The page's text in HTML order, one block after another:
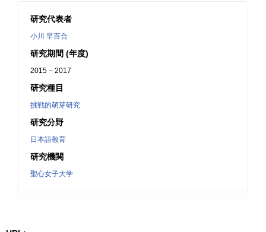
研究代表者
小川 早百合
研究期間 (年度)
2015 – 2017
研究種目
挑戦的萌芽研究
研究分野
日本語教育
研究機関
聖心女子大学